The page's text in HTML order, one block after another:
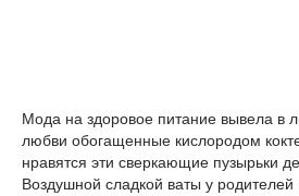
Мода на здоровое питание вывела в
любви обогащенные кислородом
нравятся эти сверкающие пузырьки
Воздушной сладкой ваты у